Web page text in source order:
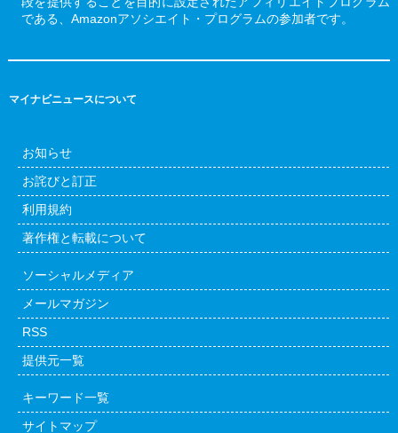
である、Amazonアソシエイト・プログラムの参加者です。
マイナビニュースについて
お知らせ
お詫びと訂正
利用規約
著作権と転載について
ソーシャルメディア
メールマガジン
RSS
提供元一覧
キーワード一覧
サイトマップ